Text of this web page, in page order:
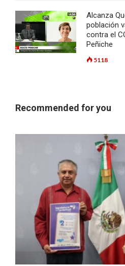
Alcanza
población
contra el
Peñiche
5118
Recommended for you